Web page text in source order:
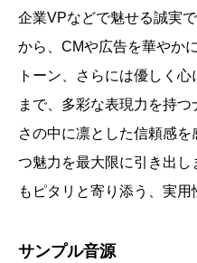
企業VPなどで魅せる誠実
から、CMや広告を華やか
トーン、さらには優しく
まで、多彩な表現力を持
さの中に凛とした信頼感
つ魅力を最大限に引き出
もピタリと寄り添う、実用
サンプル音源